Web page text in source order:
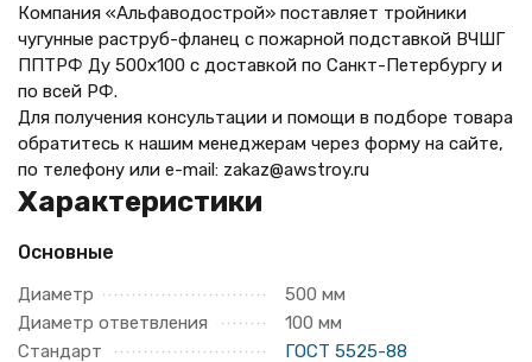
Компания «Альфаводострой» поставляет тройники
чугунные раструб-фланец с пожарной подставкой ВЧШГ
ППТРФ Ду 500х100 с доставкой по Санкт-Петербургу и
по всей РФ.
Для получения консультации и помощи в подборе товара
обратитесь к нашим менеджерам через форму на сайте,
по телефону или e-mail: zakaz@awstroy.ru
Характеристики
Основные
Диаметр
500 мм
Диаметр ответвления
100 мм
Стандарт
ГОСТ 5525-88